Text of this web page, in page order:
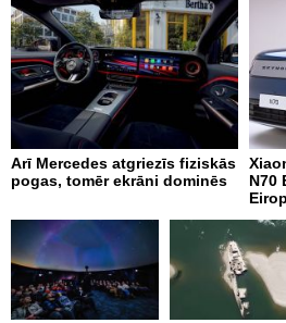
Arī Mercedes atgriezīs fiziskās
pogas, tomēr ekrāni dominēs
N70